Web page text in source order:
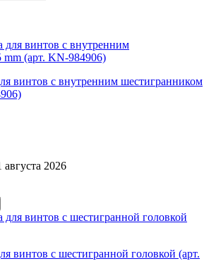
винтов с внутренним шестигранником
августа 2026
винтов с шестигранной головкой (арт.